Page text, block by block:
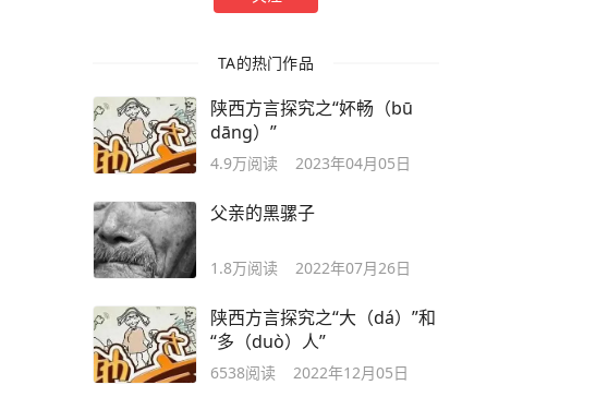
TA的热门作品
陕西方言探究之“妚畅（bū
dāng）”
4.9万阅读 2023年04月05日
父亲的黑骡子
1.8万阅读 2022年07月26日
陕西方言探究之“大（dá）”和
“多（duò）人”
6538阅读 2022年12月05日